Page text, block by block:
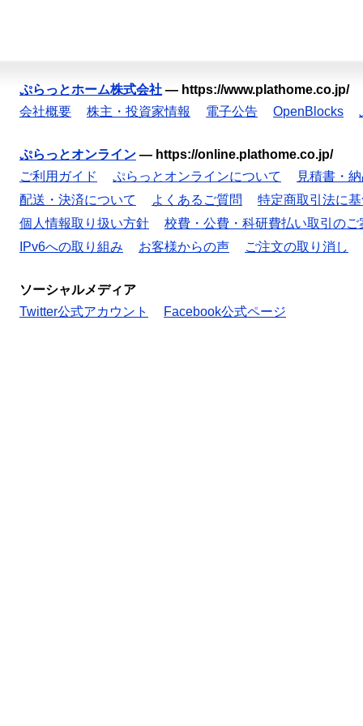
ぷらっとホーム株式会社 — https://www.plathome.co.jp/
会社概要
株主・投資家情報 電子公告 OpenBlocks
ぷらっとオンライン — https://online.plathome.co.jp/
ご利用ガイド
ぷらっとオンラインについて
見積書・
配送・決済について
よくあるご質問
特定商取引法に
個人情報取り扱い方針
校費・公費・科研費払い取引のご
IPv6への取り組み
お客様からの声 ご注文の取り消し
ソーシャルメディア
Twitter公式アカウント
Facebook公式ページ